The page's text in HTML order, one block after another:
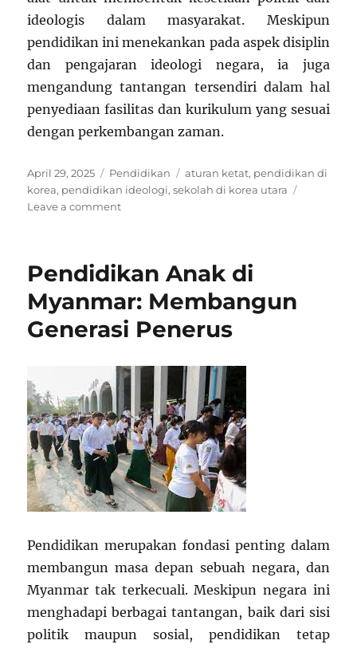
ideologis dalam masyarakat. Meskipun
pendidikan ini menekankan pada aspek disiplin
dan pengajaran ideologi negara, ia juga
mengandung tantangan tersendiri dalam hal
penyediaan fasilitas dan kurikulum yang sesuai
dengan perkembangan zaman.
Posted
on
April 29, 2025 Categories
Pendidikan Tags
aturan ketat, pendidikan di
korea, pendidikan ideologi,sekolah di korea utara
Leave a commenton
Korea
Ketat
dan
Penuh
Pendidikan Anak di
Myanmar: Membangun
Generasi Penerus
Pendidikan merupakan fondasi penting dalam
membangun masa depan sebuah negara, dan
Myanmar tak terkecuali. Meskipun negara ini
menghadapi berbagai tantangan, baik dari sisi
politik maupun sosial, pendidikan tetap